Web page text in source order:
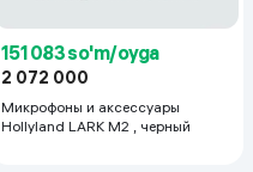
151 083 so'm/oyga
2 072 000
Микрофоны и аксессуары
Hollyland LARK M2 , черный